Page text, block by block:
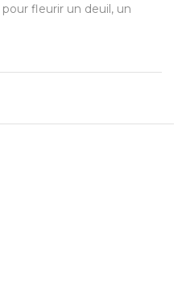
fleurir un deuil, un